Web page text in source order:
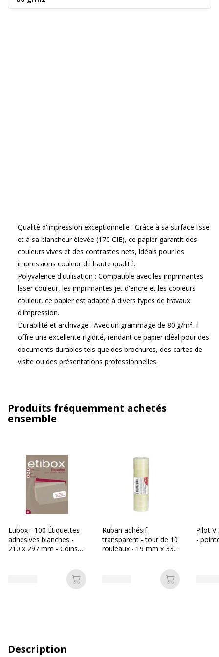
Qualité d'impression exceptionnelle : Grâce à sa surface lisse
et à sa blancheur élevée (170 CIE), ce papier garantit des
couleurs vives et des contrastes nets, idéals pour les
impressions couleur de haute qualité.
Polyvalence d'utilisation : Compatible avec les imprimantes
laser couleur, les imprimantes jet d'encre et les copieurs
couleur, ce papier est adapté à divers types de travaux
d'impression.
Durabilité et archivage : Avec un grammage de 80 g/m², il
offre une excellente rigidité, rendant ce papier idéal pour des
documents durables tels que des brochures, des cartes de
visite ou des présentations professionnelles.
Produits fréquemment achetés
ensemble
Etibox - 100 Étiquettes
adhésives blanches -
210 x 297 mm - Coins
Ajouter au panier
Ruban adhésif
transparent - tour de 10
rouleaux - 19 mm x 33
Ajouter au
Pilot V
-
Description